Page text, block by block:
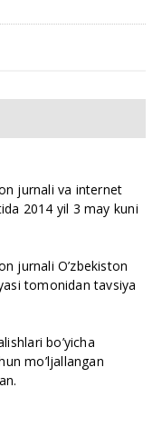
jurnali va internet
2014 yil 3 may kuni
jurnali O’zbekiston
tomonidan tavsiya
bo’yicha
mo’ljallangan